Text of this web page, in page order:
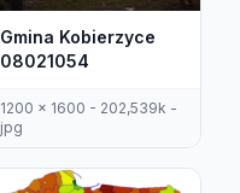
Gmina Kobierzyce
08021054
1200 x 1600 - 202,539k -
jpg